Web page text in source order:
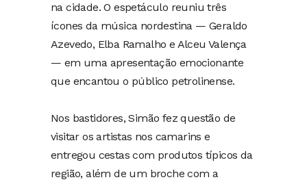
na cidade. O espetáculo reuniu três
ícones da música nordestina — Geraldo
Azevedo, Elba Ramalho e Alceu Valença
— em uma apresentação emocionante
que encantou o público petrolinense.
Nos bastidores, Simão fez questão de
visitar os artistas nos camarins e
entregou cestas com produtos típicos da
região, além de um broche com a